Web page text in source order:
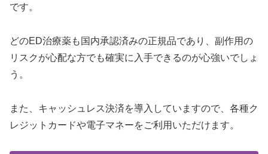
です。
どのED治療薬も国内承認済みの正規品であり、副作用の
リスクが心配な方でも確実に入手できるのが心強いでしょ
う。
また、キャッシュレス決済を導入していますので、各種ク
レジットカードや電子マネーをご利用いただけます。